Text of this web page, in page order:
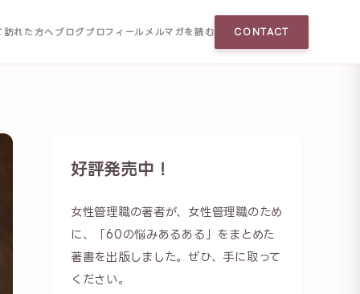
訪れた方へ ブログ プロフィール メルマガを読む CONTACT
好評発売中！
女性管理職の著者が、女性管理職のため
に、「60の悩みあるある」をまとめた
著書を出版しました。ぜひ、手に取って
ください。